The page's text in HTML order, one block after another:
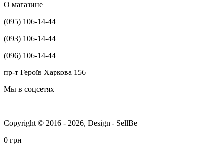
О магазине
(095) 106-14-44
(093) 106-14-44
(096) 106-14-44
пр-т Героїв Харкова 156
Мы в соцсетях
Copyright © 2016 - 2026, Design - SellBe
0 грн